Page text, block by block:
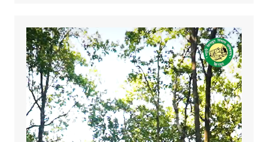
Video
Player